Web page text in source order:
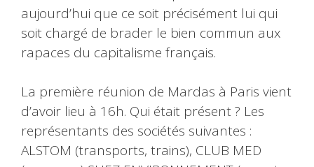
aujourd’hui que ce soit précisément lui qui
soit chargé de brader le bien commun aux
rapaces du capitalisme français.
La première réunion de Mardas à Paris vient
d’avoir lieu à 16h. Qui était présent ? Les
représentants des sociétés suivantes :
ALSTOM (transports, trains), CLUB MED